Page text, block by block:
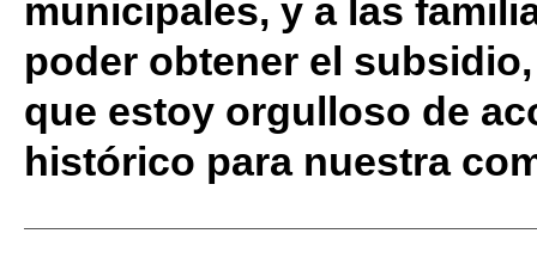
municipales, y a las
poder obtener el
que estoy orgulloso de
histórico para nuestra